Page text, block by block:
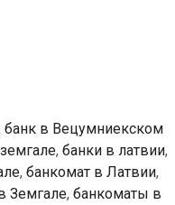
банк в Вецумниекском
, банки в латвии,
, банкомат в Латвии,
Земгале, банкоматы в